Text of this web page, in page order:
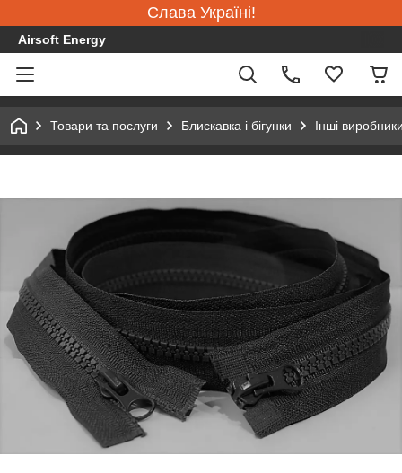
Слава Україні!
Airsoft Energy
Товари та послуги Блискавка і бігунки Інші